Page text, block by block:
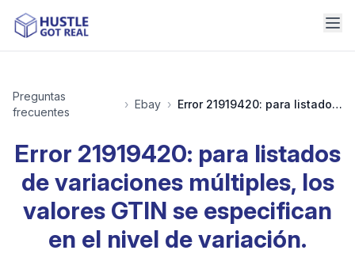
Preguntas
frecuentes
› Ebay › Error 21919420: para listados de variaciones múltiples, los valores GTIN se especifican en el nivel de variación.
Error 21919420: para listados
de variaciones múltiples, los
valores GTIN se especifican
en el nivel de variación.